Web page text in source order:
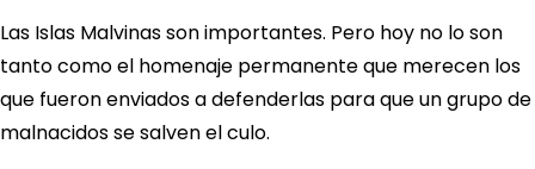
Las Islas Malvinas son importantes. Pero hoy no lo son
tanto como el homenaje permanente que merecen los
que fueron enviados a defenderlas para que un grupo de
malnacidos se salven el culo.